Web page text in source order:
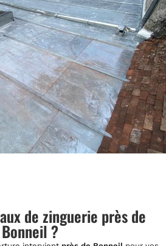
de zinguerie près de
Bonneil ?